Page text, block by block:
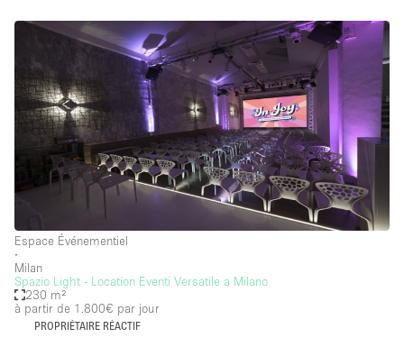
Espace Événementiel
∙
Milan
Spazio Light - Location Eventi Versatile a Milano
230 m²
à partir de 1.800€ par jour
PROPRIÉTAIRE RÉACTIF